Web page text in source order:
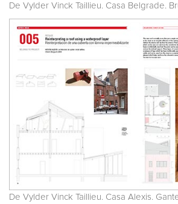
De Vylder Vinck Taillieu. Casa Belgrade.
De Vylder Vinck Taillieu. Casa Alexis.